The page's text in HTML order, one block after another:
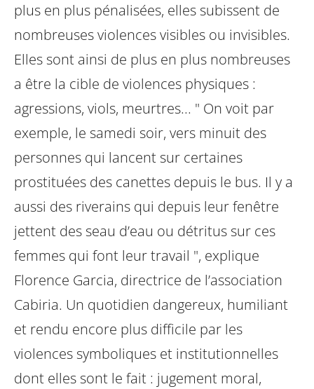
plus en plus pénalisées, elles subissent de
nombreuses violences visibles ou invisibles.
Elles sont ainsi de plus en plus nombreuses
a être la cible de violences physiques :
agressions, viols, meurtres... " On voit par
exemple, le samedi soir, vers minuit des
personnes qui lancent sur certaines
prostituées des canettes depuis le bus. Il y a
aussi des riverains qui depuis leur fenêtre
jettent des seau d’eau ou détritus sur ces
femmes qui font leur travail ", explique
Florence Garcia, directrice de l’association
Cabiria. Un quotidien dangereux, humiliant
et rendu encore plus difficile par les
violences symboliques et institutionnelles
dont elles sont le fait : jugement moral,